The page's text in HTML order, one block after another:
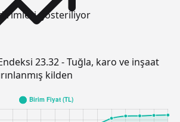
gösteriliyor
23.32 - Tuğla, karo ve inşaat
kilden